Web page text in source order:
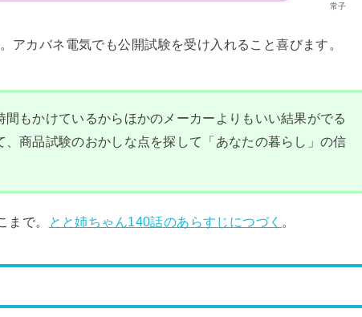
常子
アカバネ電気でも公開試験を受け入れること喜びます。
間もかけているからほかのメーカーよりもいい結果がでる
、商品試験のおかしな点を探して「あなたの暮らし」の信
まで。 とと姉ちゃん140話のあらすじにつづく 。